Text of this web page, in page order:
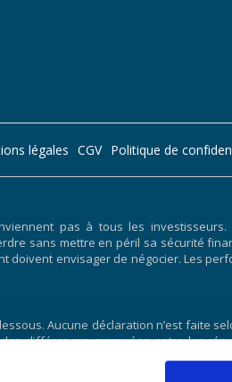
légales CGV Politique de
pas à tous les investisseurs.
sans mettre en péril sa sécurité
doivent envisager de négocier. Les
Aucune déclaration n’est faite
différences marquées entre les
résultats de performance
et aucun résultat de négociation